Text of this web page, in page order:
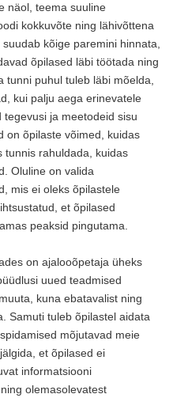
näol, teema suuline
kokkuvõte ning lähivõttena
kõige paremini hinnata,
õpilased läbi töötada ning
tunni puhul tuleb läbi mõelda,
kui palju aega erinevatele
ja meetodeid sisu
on õpilaste võimed, kuidas
tunnis rahuldada, kuidas
Oluline on valida
mis ei oleks õpilastele
et õpilased
peaksid pingutama.
on ajalooõpetaja üheks
uued teadmised
kuna ebatavalist ning
Samuti tuleb õpilastel aidata
mõjutavad meie
et õpilased ei
informatsiooni
olemasolevatest